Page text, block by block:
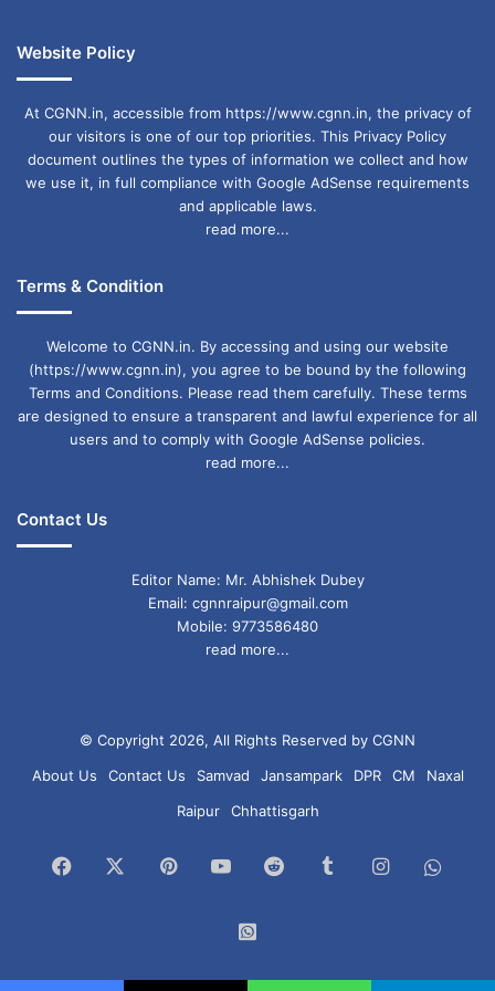
महत्व भी है, क्योंकि पवित्र स्थलों और देवगुड़ी जैसे क्षेत्रों के
माध्यम से ये आदिवासी विरासत और परंपराओं को संरक्षित
रखते हैं। इसके अलावा छत्तीसगढ़ के वन अनेक नदियों का
उद्गम स्थल हैं, जो सतत जल प्रवाह, जलग्रहण क्षेत्र
संरक्षण और कृषि तथा आजीविका के लिए आवश्यक जैविक
लाभों का राज्य की सकल घरेलू उत्पाद (जीडीपी) पर व्यापक
आर्थिक प्रभाव पड़ता है। ये सभी लाभ ग्रामीण उद्योगों और
आजीविका को प्रोत्साहित करते हैं और राज्य के आर्थिक
विकास में महत्वपूर्ण योगदान करते हैं
Cgnn news CHHATISGARH
chhattisarh GREEN GDP
Website Policy
At CGNN.in, accessible from https://www.cgnn.in, the privacy of
our visitors is one of our top priorities. This Privacy Policy
document outlines the types of information we collect and how
we use it, in full compliance with Google AdSense requirements
and applicable laws.
read more...
Terms & Condition
Welcome to CGNN.in. By accessing and using our website
(https://www.cgnn.in), you agree to be bound by the following
Terms and Conditions. Please read them carefully. These terms
are designed to ensure a transparent and lawful experience for all
users and to comply with Google AdSense policies.
read more...
Contact Us
Editor Name: Mr. Abhishek Dubey
Email: cgnnraipur@gmail.com
Mobile: 9773586480
read more...
© Copyright 2026, All Rights Reserved by CGNN
About Us
Contact Us Samvad Jansampark DPR CM
Naxal
Raipur
Chhattisgarh
Facebook PinterestYouTubeReddit TumblrInstagram
Group